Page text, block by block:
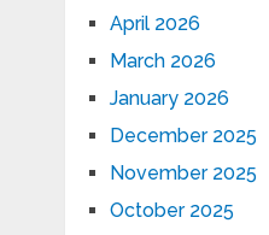
April 2026
March 2026
January 2026
December 2025
November 2025
October 2025